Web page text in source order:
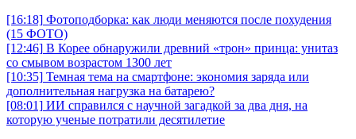
[16:18] Фотоподборка: как люди меняются после похудения
(15 ФОТО)
[12:46] В Корее обнаружили древний «трон» принца: унитаз
со смывом возрастом 1300 лет
[10:35] Темная тема на смартфоне: экономия заряда или
дополнительная нагрузка на батарею?
[08:01] ИИ справился с научной загадкой за два дня, на
которую ученые потратили десятилетие